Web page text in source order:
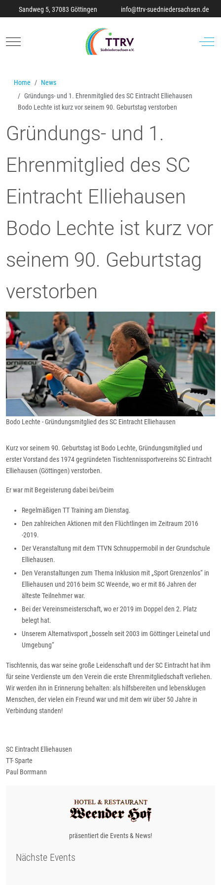
Sandweg 5, 37083 Göttingen info@ttrv-suedniedersachsen.de
Mobile Menu Toggle Off-
Home
News
Gründungs- und 1. Ehrenmitglied des SC Eintracht Elliehausen
Bodo Lechte ist kurz vor seinem 90. Geburtstag verstorben
Gründungs- und 1.
Ehrenmitglied des SC
Eintracht Elliehausen
Bodo Lechte ist kurz vor
seinem 90. Geburtstag
verstorben
Bodo Lechte - Gründungsmitglied des SC Eintracht Elliehausen
Kurz vor seinem 90. Geburtstag ist Bodo Lechte, Gründungsmitglied und
erster Vorstand des 1974 gegründeten Tischtennissportvereins SC Eintracht
Elliehausen (Göttingen) verstorben.
Er war mit Begeisterung dabei bei/beim
Regelmäßigen TT Training am Dienstag.
Den zahlreichen Aktionen mit den Flüchtlingen im Zeitraum 2016
-2019.
Der Veranstaltung mit dem TTVN Schnuppermobil in der Grundschule
Elliehausen.
Den Veranstaltungen zum Thema Inklusion mit „Sport Grenzenlos“ in
Elliehausen und 2016 beim SC Weende, wo er mit 86 Jahren der
älteste Teilnehmer war.
Bei der Vereinsmeisterschaft, wo er 2019 im Doppel den 2. Platz
belegt hat.
Unserem Alternativsport „bosseln seit 2003 im Göttinger Leinetal und
Umgebung“
Tischtennis, das war seine große Leidenschaft und der SC Eintracht hat ihm
für seine Verdienste um den Verein die erste Ehrenmitgliedschaft verliehen.
Wir werden ihn in Erinnerung behalten: als hilfsbereiten und lebensklugen
Menschen, der vielen ein Freund war und mit dem wir über 50 Jahre in
Verbindung standen!
SC Eintracht Elliehausen
TT- Sparte
Paul Borrmann
präsentiert die Events & News!
Nächste Events